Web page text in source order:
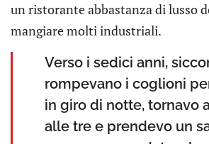
un ristorante abbastanza di lusso
mangiare molti industriali.
Verso i sedici anni,
rompevano i coglioni
in giro di notte, tornavo
alle tre e prendevo un